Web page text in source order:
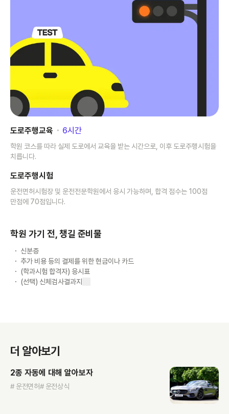
도로주행교육 ･ 6시간
학원 코스를 따라 실제 도로에서 교육을 받는 시간으로, 이후 도로주행시험을
치릅니다.
도로주행시험
운전면허시험장 및 운전전문학원에서 응시 가능하며, 합격 점수는 100점
만점에 70점입니다.
학원 가기 전, 챙길 준비물
신분증
추가 비용 등의 결제를 위한 현금이나 카드
(학과시험 합격자) 응시표
(선택) 신체검사결과지
더 알아보기
2종 자동에 대해 알아보자
# 운전면허# 운전상식